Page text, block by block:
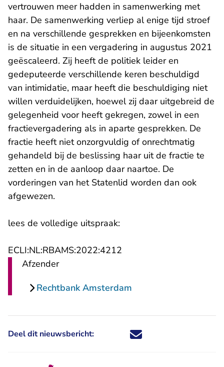
vertrouwen meer hadden in samenwerking met
haar. De samenwerking verliep al enige tijd stroef
en na verschillende gesprekken en bijeenkomsten
is de situatie in een vergadering in augustus 2021
geëscaleerd. Zij heeft de politiek leider en
gedeputeerde verschillende keren beschuldigd
van intimidatie, maar heeft die beschuldiging niet
willen verduidelijken, hoewel zij daar uitgebreid de
gelegenheid voor heeft gekregen, zowel in een
fractievergadering als in aparte gesprekken. De
fractie heeft niet onzorgvuldig of onrechtmatig
gehandeld bij de beslissing haar uit de fractie te
zetten en in de aanloop daar naartoe. De
vorderingen van het Statenlid worden dan ook
afgewezen.
lees de volledige uitspraak:
ECLI:NL:RBAMS:2022:4212
Afzender
Rechtbank Amsterdam
Deel dit nieuwsbericht: Deel dit nieuwsbericht via X -
Deel dit nieuwsbericht via
Deel dit nieuwsbericht
Deel dit